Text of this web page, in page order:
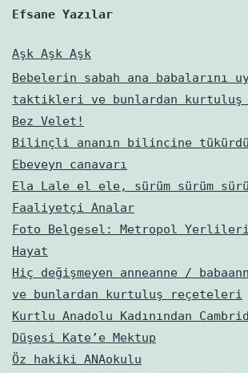
Efsane Yazılar
Aşk Aşk Aşk
Bebelerin sabah ana babalarını
taktikleri ve bunlardan kurtuluş
Bez Velet!
Bilinçli ananın bilincine
Ebeveyn canavarı
Ela Lale el ele, sürüm sürüm
Faaliyetçi Analar
Foto Belgesel: Metropol Yerlileri
Hayat
Hiç değişmeyen anneanne /
ve bunlardan kurtuluş reçeteleri
Kurtlu Anadolu Kadınından
Düşesi Kate’e Mektup
Öz hakiki ANAokulu